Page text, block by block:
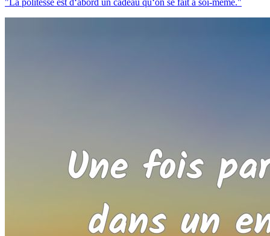
"La politesse est d‘abord un cadeau qu‘on se fait à soi-même."